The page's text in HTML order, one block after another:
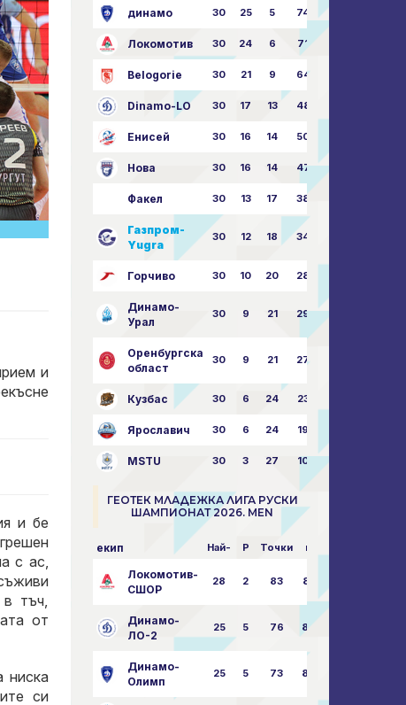
и
и бе
с ас,
тъч,
от
ниска
си
динамо 30 25 5 74
Локомотив 30 24 6 71
Belogorie 30 21 9 64
Dinamo-LO 30 17 13 48
Енисей 30 16 14 50
Нова 30 16 14 47 62:58
Факел 30 13 17 38
Газпром-
Yugra
30 12 18 34
Горчиво 30 10 20 28
Динамо-
Урал
30 9 21 29 41:70
Оренбургска
област
30 9 21 27
Кузбас 30 6 24 23
Ярославич 30 6 24 19
MSTU 30 3 27 10 25:87
ГЕОТЕК МЛАДЕЖКА ЛИГА РУСКИ
ШАМПИОНАТ 2026. MEN
екип Най- P Точки пара
Локомотив-
СШОР
28 2 83 85:14
Динамо-
ЛО-2
25 5 76 82:30
Динамо-
Олимп
25 5 73 80:32